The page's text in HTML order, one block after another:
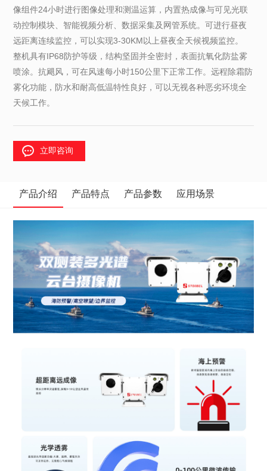
像组件24小时进行图像处理和测温运算，内置热成像与可见光联
动控制模块、智能视频分析、数据采集及网管系统。可进行昼夜
远距离连续监控，可以实现3-30KM以上昼夜全天候视频监控。
整机具有IP68防护等级，结构坚固并全密封，表面抗氧化防盐雾
喷涂。抗飓风，可在风速每小时150公里下正常工作。远程除霜防
雾化功能，防水和耐高低温特性良好，可以无视各种恶劣环境全
天候工作。
立即咨询
产品介绍 产品特点 产品参数 应用场景